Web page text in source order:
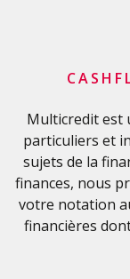
Multicredit est
particuliers et
sujets de la
finances, nous
votre notation
financières